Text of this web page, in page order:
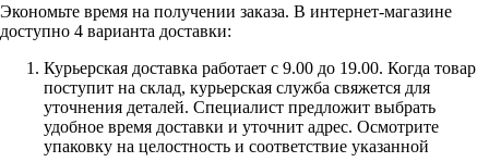
Экономьте время на получении заказа. В интернет-магазине
доступно 4 варианта доставки:
Курьерская доставка работает с 9.00 до 19.00. Когда товар
поступит на склад, курьерская служба свяжется для
уточнения деталей. Специалист предложит выбрать
удобное время доставки и уточнит адрес. Осмотрите
упаковку на целостность и соответствие указанной